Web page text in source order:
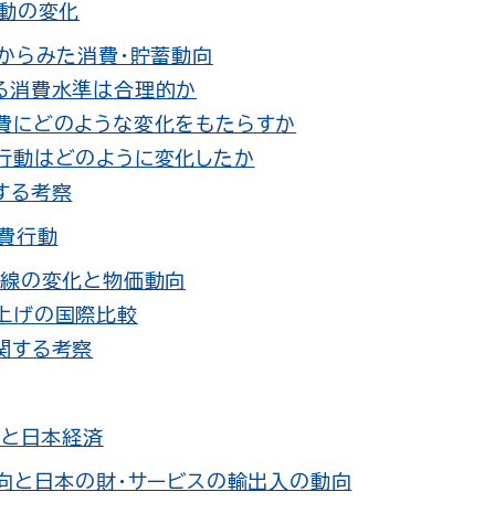
の変化
らみた消費・貯蓄動向
費水準は合理的か
どのような変化をもたらすか
はどのように変化したか
る考察
行動
の変化と物価動向
げの国際比較
する考察
日本経済
日本の財・サービスの輸出入の動向